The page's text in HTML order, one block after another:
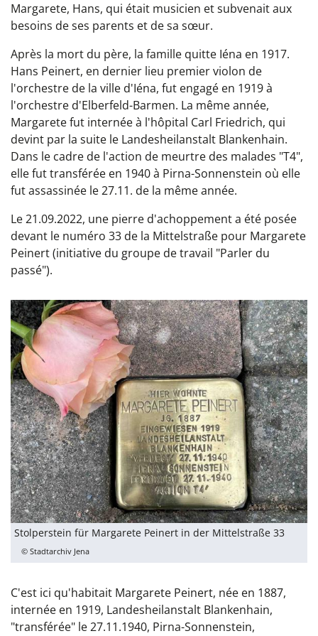
Margarete, Hans, qui était musicien et subvenait aux
besoins de ses parents et de sa sœur.
Après la mort du père, la famille quitte Iéna en 1917.
Hans Peinert, en dernier lieu premier violon de
l'orchestre de la ville d'Iéna, fut engagé en 1919 à
l'orchestre d'Elberfeld-Barmen. La même année,
Margarete fut internée à l'hôpital Carl Friedrich, qui
devint par la suite le Landesheilanstalt Blankenhain.
Dans le cadre de l'action de meurtre des malades "T4",
elle fut transférée en 1940 à Pirna-Sonnenstein où elle
fut assassinée le 27.11. de la même année.
Le 21.09.2022, une pierre d'achoppement a été posée
devant le numéro 33 de la Mittelstraße pour Margarete
Peinert (initiative du groupe de travail "Parler du
passé").
Stolperstein für Margarete Peinert in der Mittelstraße 33
© Stadtarchiv Jena
C'est ici qu'habitait Margarete Peinert, née en 1887,
internée en 1919, Landesheilanstalt Blankenhain,
"transférée" le 27.11.1940, Pirna-Sonnenstein,